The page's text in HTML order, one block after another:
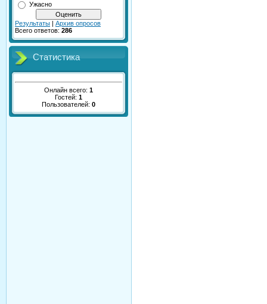
Ужасно
Результаты | Архив опросов
Всего ответов: 286
Статистика
Онлайн всего: 1
Гостей: 1
Пользователей: 0